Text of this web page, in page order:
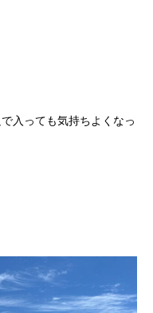
入っても気持ちよくなっ